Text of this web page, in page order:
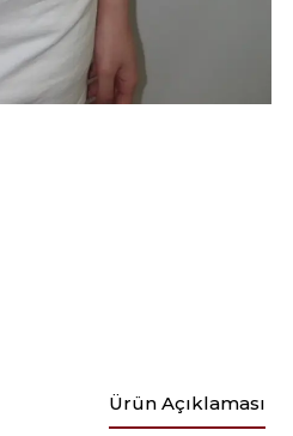
Ürün Açıklaması